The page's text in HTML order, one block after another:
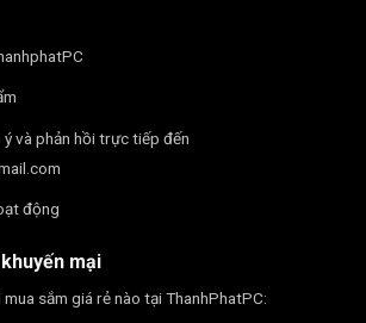
và phản hồi trực tiếp đến
động
mại
sắm giá rẻ nào tại ThanhPhatPC: